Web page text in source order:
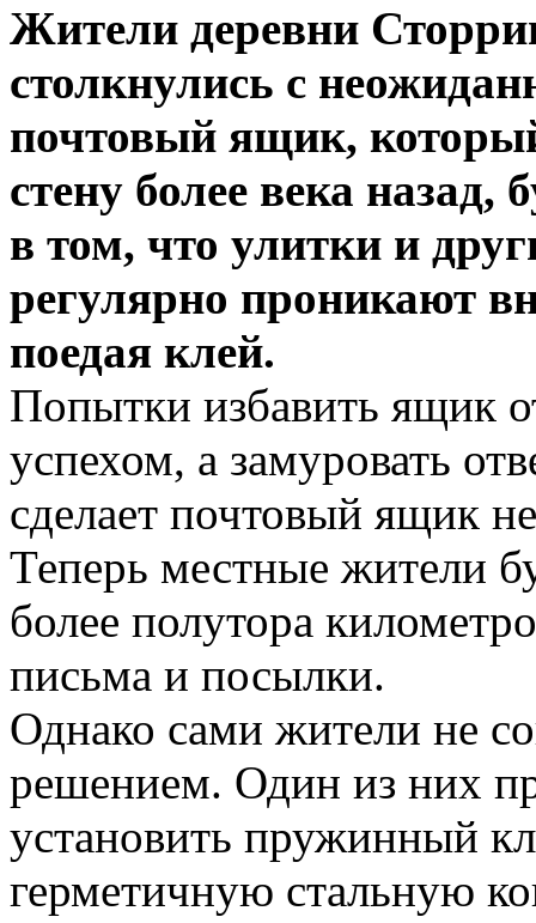
Жители деревни
столкнулись с
почтовый ящик,
стену более века
в том, что улитки и
регулярно проникают
поедая клей.
Попытки избавить ящик
успехом, а замуровать
сделает почтовый ящик
Теперь местные жители
более полутора
письма и посылки.
Однако сами жители не
решением. Один из них
установить пружинный
герметичную стальную